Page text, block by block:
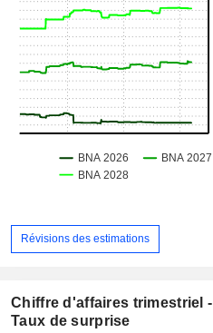
13,04% 14,28% 14,45%
- - -
- - -
- -
Révisions des estimations
Chiffre d'affaires trimestriel -
Taux de surprise